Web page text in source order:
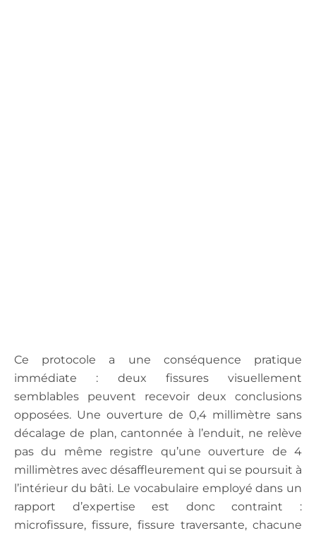
Ce protocole a une conséquence pratique
immédiate : deux fissures visuellement
semblables peuvent recevoir deux conclusions
opposées. Une ouverture de 0,4 millimètre sans
décalage de plan, cantonnée à l’enduit, ne relève
pas du même registre qu’une ouverture de 4
millimètres avec désaffleurement qui se poursuit à
l’intérieur du bâti. Le vocabulaire employé dans un
rapport d’expertise est donc contraint :
microfissure, fissure, fissure traversante, chacune